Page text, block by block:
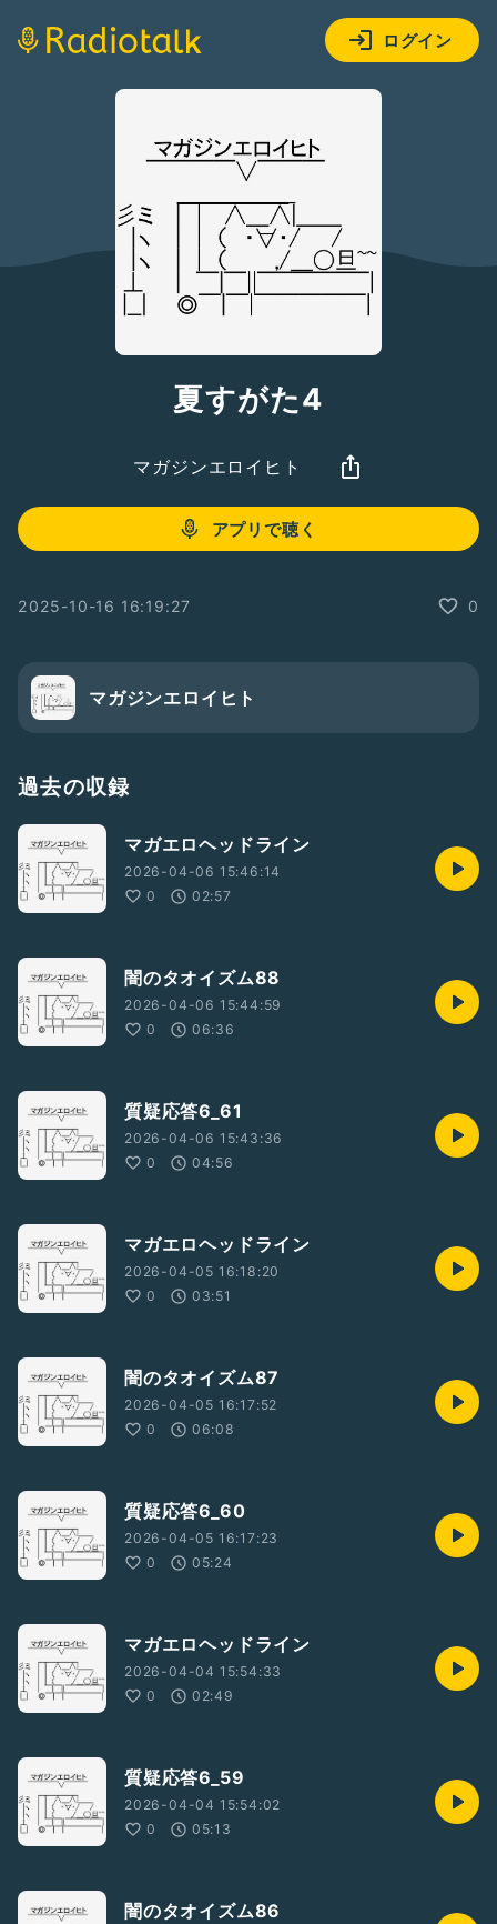
ログイン
夏すがた4
マガジンエロイヒト
アプリで聴く
2025-10-16 16:19:27 0
マガジンエロイヒト
過去の収録
マガエロヘッドライン
2026-04-06 15:46:14
0
02:57
闇のタオイズム88
2026-04-06 15:44:59
0
06:36
質疑応答6_61
2026-04-06 15:43:36
0
04:56
マガエロヘッドライン
2026-04-05 16:18:20
0
03:51
闇のタオイズム87
2026-04-05 16:17:52
0
06:08
質疑応答6_60
2026-04-05 16:17:23
0
05:24
マガエロヘッドライン
2026-04-04 15:54:33
0
02:49
質疑応答6_59
2026-04-04 15:54:02
0
05:13
闇のタオイズム86